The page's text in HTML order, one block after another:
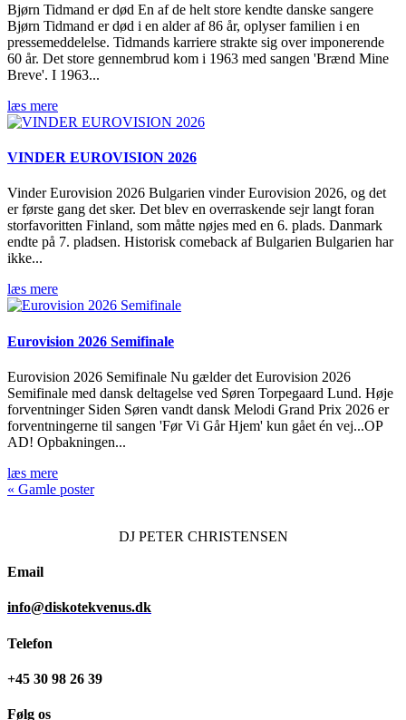
Bjørn Tidmand er død En af de helt store kendte danske sangere
Bjørn Tidmand er død i en alder af 86 år, oplyser familien i en
pressemeddelelse. Tidmands karriere strakte sig over imponerende
60 år. Det store gennembrud kom i 1963 med sangen 'Brænd Mine
Breve'. I 1963...
læs mere
VINDER EUROVISION 2026
Vinder Eurovision 2026 Bulgarien vinder Eurovision 2026, og det
er første gang det sker. Det blev en overraskende sejr langt foran
storfavoritten Finland, som måtte nøjes med en 6. plads. Danmark
endte på 7. pladsen. Historisk comeback af Bulgarien Bulgarien har
ikke...
læs mere
Eurovision 2026 Semifinale
Eurovision 2026 Semifinale Nu gælder det Eurovision 2026
Semifinale med dansk deltagelse ved Søren Torpegaard Lund. Høje
forventninger Siden Søren vandt dansk Melodi Grand Prix 2026 er
forventningerne til sangen 'Før Vi Går Hjem' kun gået én vej...OP
AD! Opbakningen...
læs mere
« Gamle poster
DJPETER CHRISTENSEN
Email
info@diskotekvenus.dk
Telefon
+45 30 98 26 39
Følg os